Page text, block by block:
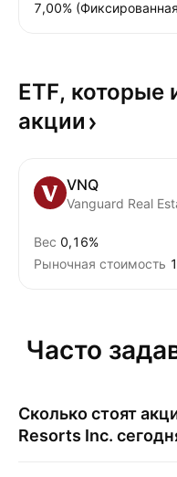
7,00%
ETF, которые
акции
VNQ
Vanguard Real
Вес 0,16%
Рыночная стоимость
Часто
Сколько стоят
Resorts Inc.